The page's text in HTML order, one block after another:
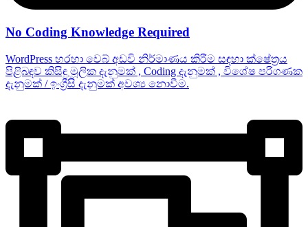
No Coding Knowledge Required
WordPress හරහා වෙබ් අඩවි නිර්මාණය කිරීම සඳහා ක්ෂේත්‍රය
පිළිබඳව කිසිඳු මූලික දැනුමක් , Coding දැනුමක් , විශේෂ පරිගණක
දැනුමක් / ඉංග්‍රීසි දැනුමක් අවශ්‍ය නොවීම.